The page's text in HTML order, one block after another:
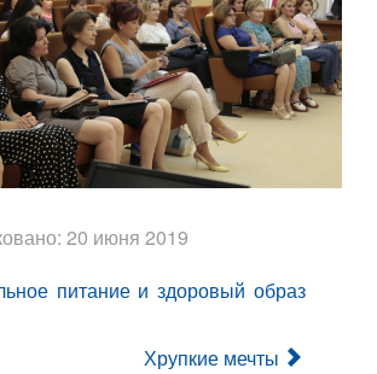
20 июня 2019
питание и здоровый образ
Хрупкие мечты